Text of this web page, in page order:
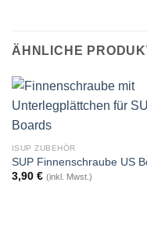
ÄHNLICHE
ISUP ZUBEHÖR
SUP Finnenschraube US
3,90 € (inkl. Mwst.)